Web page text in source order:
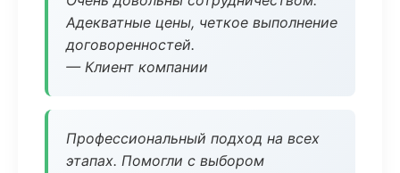
Адекватные цены, четкое выполнение
договоренностей.
— Клиент компании
Профессиональный подход на всех
этапах. Помогли с выбором